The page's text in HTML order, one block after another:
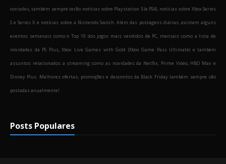
consoles, também sempre terão notícias sobre Playstation 5 (e PS4), notícias sobre Xbox Series
S e Series X e notícias sobre a Nintendo Switch. Além das postagens diárias, existem alguns
eventos semanais como o Top 10 dos jogos mais vendidos de PC, mensais como a lista de
novidades da PS Plus, Xbox Live Games with Gold (Xbox Game Pass Ultimate) e também
assuntos relacionados a streaming como as novidades da Netflix, Prime Video, HBO Max e
Disney Plus. Melhores ofertas, promoções e descontos da Black Friday também sempre são
postadas anualmente!
Posts Populares